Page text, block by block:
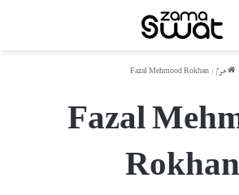
ھوم /
Fazal Mehmood Rokhan
Fazal
Rokhan